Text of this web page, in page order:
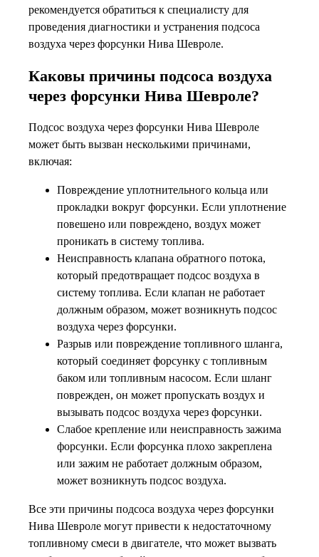
рекомендуется обратиться к специалисту для
проведения диагностики и устранения подсоса
воздуха через форсунки Нива Шевроле.
Каковы причины подсоса воздуха
через форсунки Нива Шевроле?
Подсос воздуха через форсунки Нива Шевроле
может быть вызван несколькими причинами,
включая:
Повреждение уплотнительного кольца или
прокладки вокруг форсунки. Если уплотнение
повешено или повреждено, воздух может
проникать в систему топлива.
Неисправность клапана обратного потока,
который предотвращает подсос воздуха в
систему топлива. Если клапан не работает
должным образом, может возникнуть подсос
воздуха через форсунки.
Разрыв или повреждение топливного шланга,
который соединяет форсунку с топливным
баком или топливным насосом. Если шланг
поврежден, он может пропускать воздух и
вызывать подсос воздуха через форсунки.
Слабое крепление или неисправность зажима
форсунки. Если форсунка плохо закреплена
или зажим не работает должным образом,
может возникнуть подсос воздуха.
Все эти причины подсоса воздуха через форсунки
Нива Шевроле могут привести к недостаточному
топливному смеси в двигателе, что может вызвать